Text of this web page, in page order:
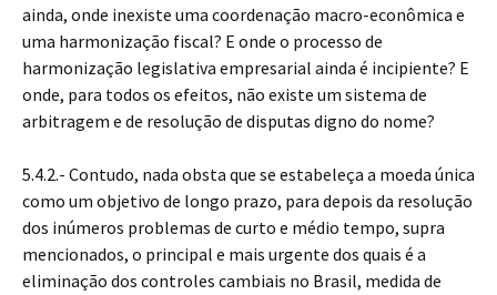
ainda, onde inexiste uma coordenação macro-econômica e
uma harmonização fiscal? E onde o processo de
harmonização legislativa empresarial ainda é incipiente? E
onde, para todos os efeitos, não existe um sistema de
arbitragem e de resolução de disputas digno do nome?
5.4.2.- Contudo, nada obsta que se estabeleça a moeda única
como um objetivo de longo prazo, para depois da resolução
dos inúmeros problemas de curto e médio tempo, supra
mencionados, o principal e mais urgente dos quais é a
eliminação dos controles cambiais no Brasil, medida de